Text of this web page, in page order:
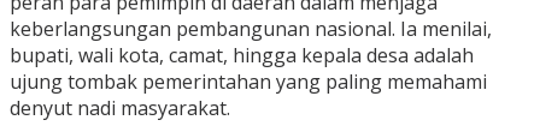
keberlangsungan pembangunan nasional. Ia menilai,
bupati, wali kota, camat, hingga kepala desa adalah
ujung tombak pemerintahan yang paling memahami
denyut nadi masyarakat.